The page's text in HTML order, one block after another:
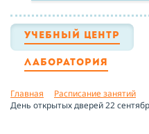
ИМЯ
УЧЕБНЫЙ ЦЕНТР
ЛАБОРАТОРИЯ
Главная
Расписание занятий
День открытых дверей 22